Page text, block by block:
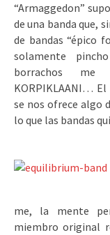
“Armaggedon”
de una banda que,
de bandas “épico
solamente
borrachos me
KORPIKLAANI…
se nos ofrece algo
lo que las bandas
me, la mente
miembro original